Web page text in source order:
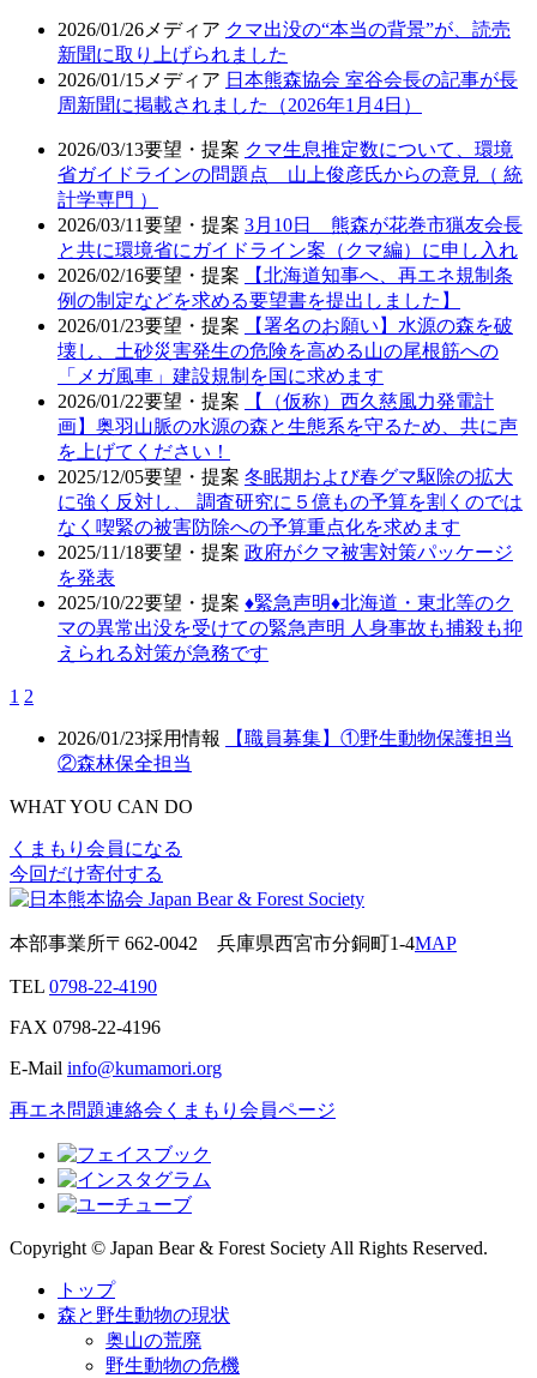
2026/01/26 メディア クマ出没の“本当の背景”が、読売
新聞に取り上げられました
2026/01/15 メディア 日本熊森協会 室谷会長の記事が長
周新聞に掲載されました（2026年1月4日）
2026/03/13要望・提案 クマ生息推定数について、環境
省ガイドラインの問題点 山上俊彦氏からの意見（ 統
計学専門 ）
2026/03/11要望・提案 3月10日 熊森が花巻市猟友会長
と共に環境省にガイドライン案（クマ編）に申し入れ
2026/02/16要望・提案
【北海道知事へ、再エネ規制条
例の制定などを求める要望書を提出しました】
2026/01/23要望・提案
【署名のお願い】水源の森を破
壊し、土砂災害発生の危険を高める山の尾根筋への
「メガ風車」建設規制を国に求めます
2026/01/22要望・提案
【（仮称）西久慈風力発電計
画】奥羽山脈の水源の森と生態系を守るため、共に声
を上げてください！
2025/12/05要望・提案 冬眠期および春グマ駆除の拡大
に強く反対し、 調査研究に５億もの予算を割くのでは
なく喫緊の被害防除への予算重点化を求めます
2025/11/18要望・提案 政府がクマ被害対策パッケージ
を発表
2025/10/22要望・提案 ♦️緊急声明♦️北海道・東北等のク
マの異常出没を受けての緊急声明 人身事故も捕殺も抑
えられる対策が急務です
1 2
2026/01/23採用情報
【職員募集】①野生動物保護担当
②森林保全担当
WHAT YOU CAN DO
くまもり会員になる
今回だけ寄付する
本部事業所〒662-0042 兵庫県西宮市分銅町1-4MAP
TEL 0798-22-4190
FAX 0798-22-4196
E-Mail info@kumamori.org
再エネ問題連絡会 くまもり会員ページ
Copyright © Japan Bear & Forest Society All Rights Reserved.
トップ
森と野生動物の現状
奥山の荒廃
野生動物の危機